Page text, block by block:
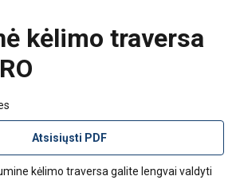
kėlimo traversa
Atsisiųsti PDF
kėlimo traversa galite lengvai valdyti